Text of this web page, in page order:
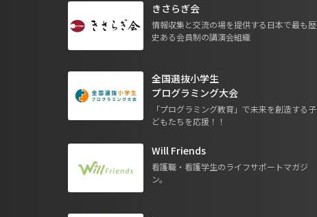
きさらぎ会
情報収集と交流の場を提供する日本で最も歴
史ある会員制の講演会組織
全国選抜小学生
プログラミング大会
「プログラミング教育」で未来を創造する子
どもたちを応援！！
Will Friends
看護職・看護学生のライフサポートマガジ
ン。